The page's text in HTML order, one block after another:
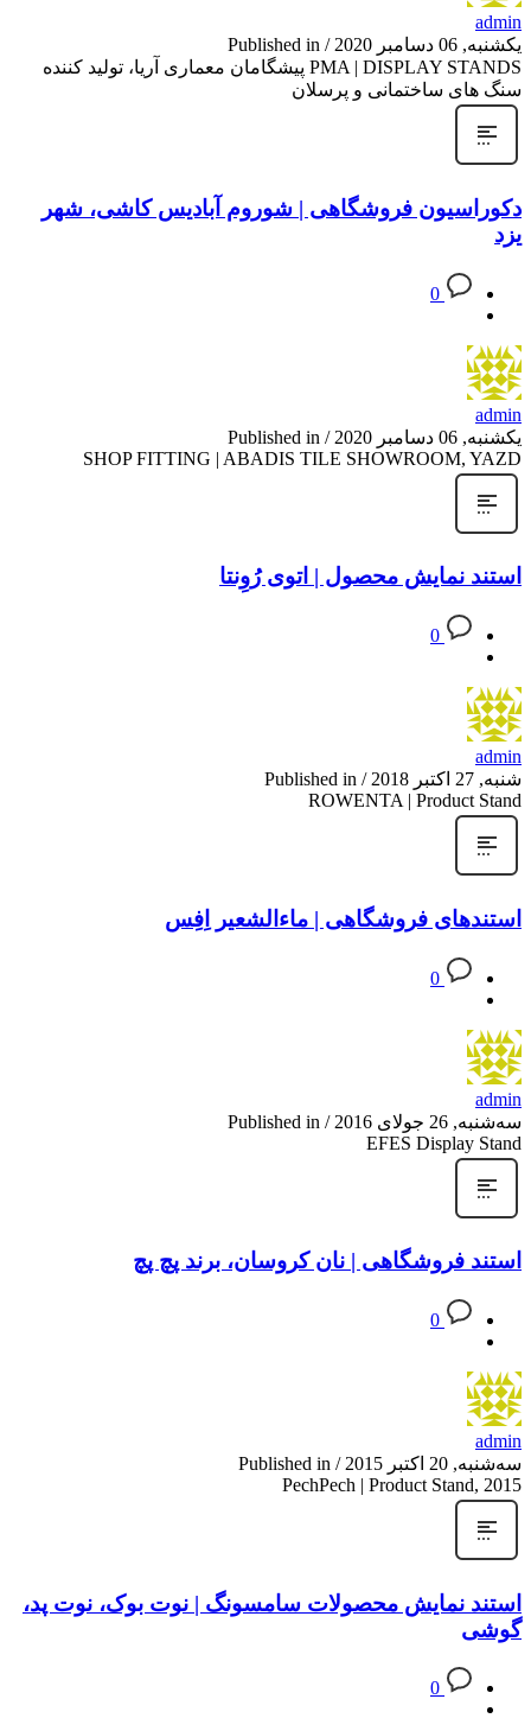
admin
یکشنبه, 06 دسامبر 2020
/
Published in
PMA | DISPLAY STANDS پیشگامان معماری آریا، تولید کننده
سنگ های ساختمانی و پرسلان
دکوراسیون فروشگاهی | شوروم آبادیس کاشی، شهر
یزد
0
admin
یکشنبه, 06 دسامبر 2020
/
Published in
SHOP FITTING | ABADIS TILE SHOWROOM, YAZD
استند نمایش محصول | اتوی رُوِنتا
0
admin
شنبه, 27 اکتبر 2018
/
Published in
ROWENTA | Product Stand
استندهای فروشگاهی | ماءالشعیر اِفِس
0
admin
سه‌شنبه, 26 جولای 2016
/
Published in
EFES Display Stand
استند فروشگاهی | نان کروسان، برند پچ پچ
0
admin
سه‌شنبه, 20 اکتبر 2015
/
Published in
PechPech | Product Stand, 2015
استند نمایش محصولات سامسونگ | نوت بوک، نوت پد،
گوشی
0